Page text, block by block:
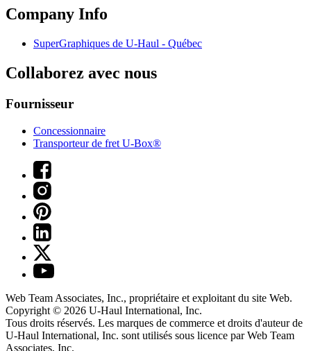
Company Info
SuperGraphiques de U-Haul - Québec
Collaborez avec nous
Fournisseur
Concessionnaire
Transporteur de fret U-Box®
Web Team Associates, Inc., propriétaire et exploitant du site Web.
Copyright © 2026 U-Haul International, Inc.
Tous droits réservés. Les marques de commerce et droits d'auteur de
U-Haul International, Inc. sont utilisés sous licence par Web Team
Associates, Inc.